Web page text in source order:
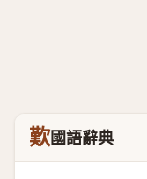
歎國語辭典